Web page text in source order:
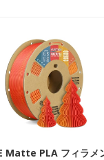
Matte PLA フィラメ